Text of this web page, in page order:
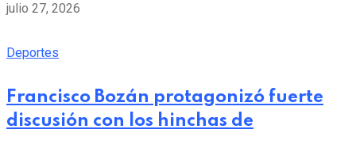
julio 27, 2026
Deportes
Francisco Bozán protagonizó fuerte
discusión con los hinchas de